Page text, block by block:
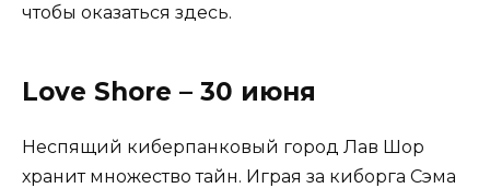
чтобы оказаться здесь.
Love Shore – 30 июня
Неспящий киберпанковый город Лав Шор
хранит множество тайн. Играя за киборга Сэма